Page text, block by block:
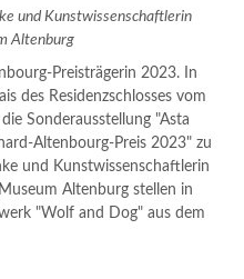
und Kunstwissenschaftlerin
Altenburg
Preisträgerin 2023. In
des Residenzschlosses vom
Sonderausstellung "Asta
Altenbourg-Preis 2023" zu
und Kunstwissenschaftlerin
Altenburg stellen in
"Wolf and Dog" aus dem